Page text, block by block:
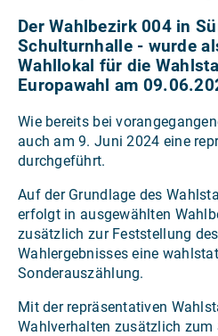
Der Wahlbezirk 004 in
Schulturnhalle - wurde
Wahllokal für die
Europawahl am
Wie bereits bei
auch am 9. Juni 2024 eine
durchgeführt.
Auf der Grundlage des
erfolgt in ausgewählten
zusätzlich zur Feststellung
Wahlergebnisses eine
Sonderauszählung.
Mit der repräsentativen
Wahlverhalten zusätzlich zum